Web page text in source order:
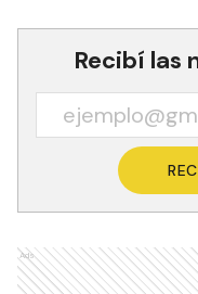
Recibí las
Ads